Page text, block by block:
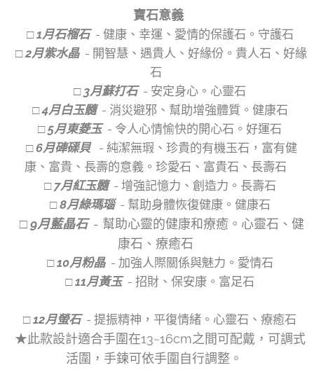
寶石意義
□ 1月石榴石 - 健康、幸運、愛情的保護石。守護石
□ 2月紫水晶 - 開智慧、遇貴人、好緣份。貴人石、好緣
石
□ 3月蘇打石 - 安定身心。心靈石
□ 4月白玉髓 - 消災避邪、幫助增強體質。健康石
□ 5月東菱玉 - 令人心情愉快的開心石。好運石
□ 6月硨磲貝 - 純潔無瑕、珍貴的有機玉石，富有健
康、富貴、長壽的意義。珍愛石、富貴石、長壽石
□ 7月紅玉髓 - 增強記憶力、創造力。長壽石
□ 8月綠瑪瑙 - 幫助身體恢復健康。健康石
□ 9月藍晶石 - 幫助心靈的健康和療癒。心靈石、健
康石、療癒石
□ 10月粉晶 - 加強人際關係與魅力。愛情石
□ 11月黃玉 - 招財、保安康。富足石
□ 12月螢石 - 提振精神，平復情緒。心靈石、療癒石
★此款設計適合手圍在13~16cm之間可配戴，可調式
活圍，手鍊可依手圍自行調整。